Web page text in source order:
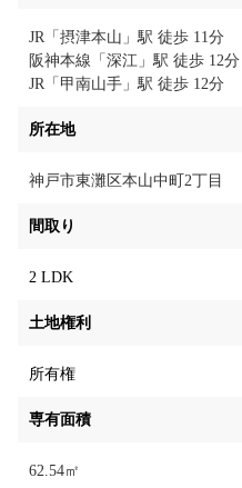
JR「摂津本山」駅 徒歩 11分
阪神本線「深江」駅 徒歩 12分
JR「甲南山手」駅 徒歩 12分
所在地
神戸市東灘区本山中町2丁目
間取り
2 LDK
土地権利
所有権
専有面積
62.54㎡